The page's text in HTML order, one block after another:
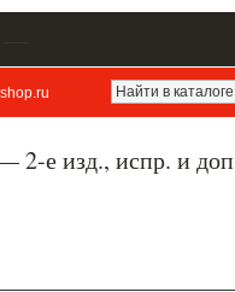
2-е изд., испр. и доп